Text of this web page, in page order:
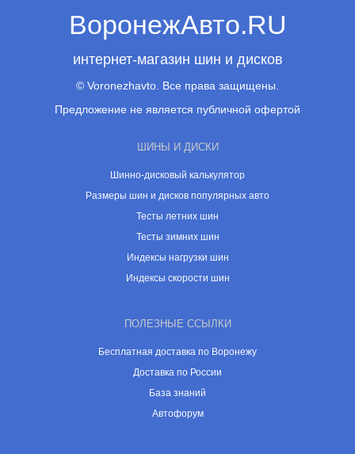
ВоронежАвто.RU
интернет-магазин шин и дисков
© Voronezhavto. Все права защищены.
Предложение не является публичной офертой
ШИНЫ И ДИСКИ
Шинно-дисковый калькулятор
Размеры шин и дисков популярных авто
Тесты летних шин
Тесты зимних шин
Индексы нагрузки шин
Индексы скорости шин
ПОЛЕЗНЫЕ ССЫЛКИ
Бесплатная доставка по Воронежу
Доставка по России
База знаний
Автофорум